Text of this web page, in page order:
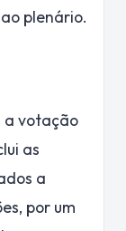
plenário.
a votação
as
a
por um